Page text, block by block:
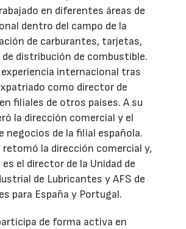
en diferentes áreas de
dentro del campo de la
de carburantes, tarjetas,
distribución de combustible.
internacional tras
como director de
filiales de otros países. A su
la dirección comercial y el
negocios de la filial española.
retomó la dirección comercial y,
es el director de la Unidad de
de Lubricantes y AFS de
para España y Portugal.
de forma activa en